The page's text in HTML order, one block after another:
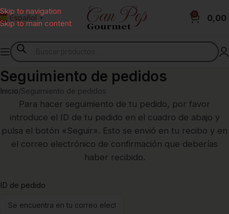
Skip to navigation
Skip to main content
Español ▼
0 0,00
Seguimiento de pedidos
Inicio Seguimiento de pedidos
Para hacer seguimiento de tu pedido, por favor
introduce el ID de tu pedido en el cuadro de abajo y
pulsa el botón «Seguir». Esto se envió en tu recibo y en
el correo electrónico de confirmación que deberías
haber recibido.
ID de pedido